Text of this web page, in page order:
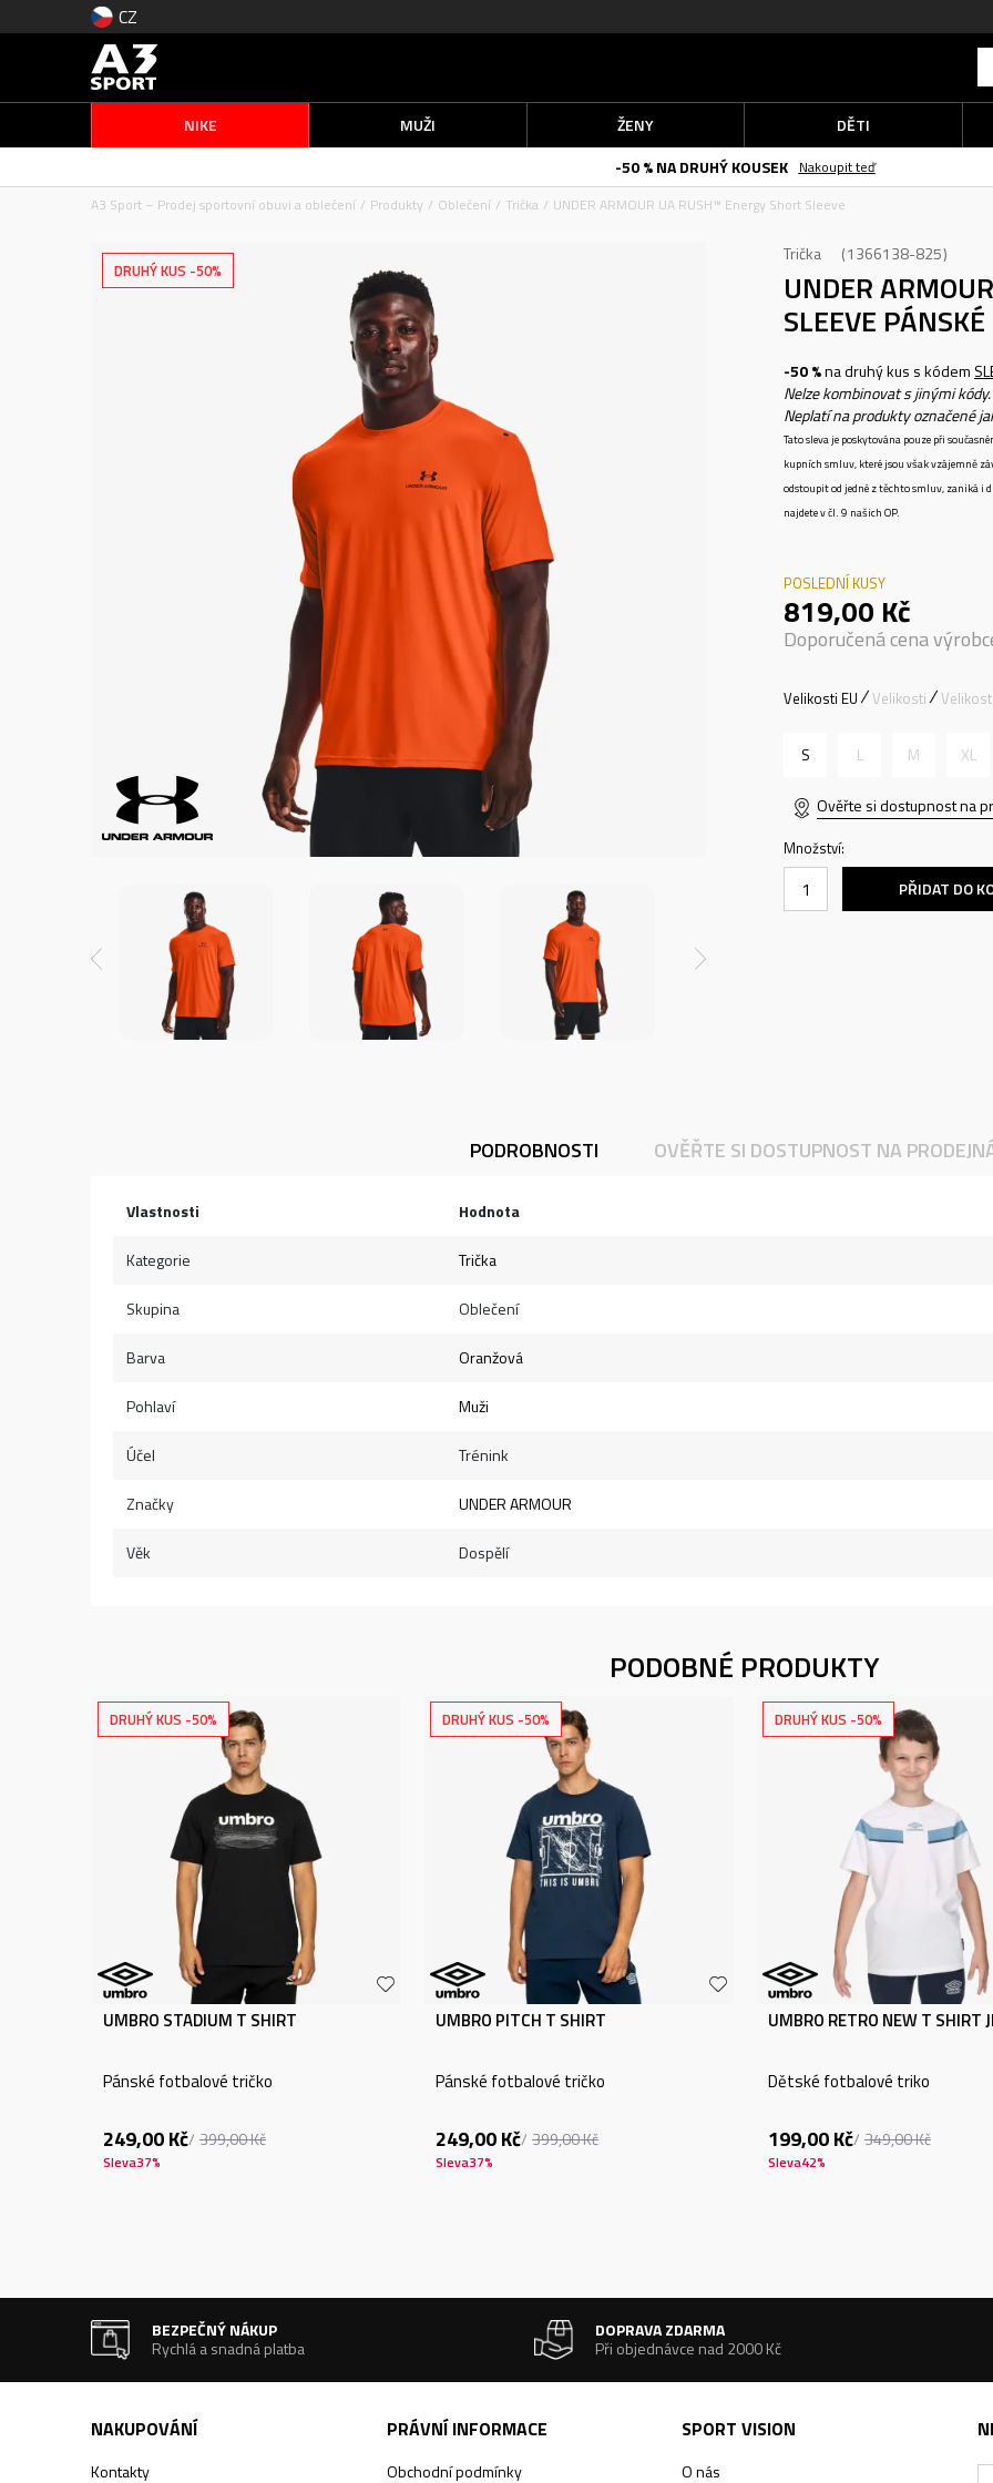
CZ
NIKE MUŽI ŽENY
DĚTI
-50 % NA DRUHÝ KOUSEK
Nakoupit teď
A3 Sport – Prodej sportovní obuvi a oblečení
Produkty Oblečení Trička UNDER ARMOUR UA RUSH™ Energy Short Sleeve
DRUHÝ KUS -50%
Trička 1366138-825
UNDER
SLEEVE
-50 %na druhý kus s kódem
Nelze kombinovat s jinými kódy.
Neplatí na produkty označené
Tato sleva je poskytována pouze při
kupních smluv, které jsou však vzájemně
odstoupit od jedné z těchto smluv, zaniká i
najdete v čl. 9 našich OP.
POSLEDNÍ KUSY
819,00 Kč
Doporučená cena
Velikosti EU Velikosti
S L M XL
Ověřte si dostupnost na
Množství:
PŘIDAT DO
PODROBNOSTI OVĚŘTE SI DOSTUPNOST NA
Vlastnosti Hodnota
Kategorie Trička
Skupina Oblečení
Barva Oranžová
Pohlaví Muži
Účel Trénink
Značky UNDER ARMOUR
Věk Dospělí
PODOBNÉ PRODUKTY
DRUHÝ KUS -50%
UMBRO STADIUM T SHIRT
Pánské fotbalové tričko
249,00Kč 399,00Kč
Sleva37%
DRUHÝ KUS -50%
UMBRO PITCH T SHIRT
Pánské fotbalové tričko
249,00Kč 399,00Kč
Sleva37%
DRUHÝ KUS -50%
UMBRO RETRO NEW T SHIRT
Dětské fotbalové triko
199,00Kč 349,00Kč
Sleva42%
BEZPEČNÝ NÁKUP
Rychlá a snadná platba
DOPRAVA ZDARMA
Při objednávce nad 2000 Kč
NAKUPOVÁNÍ
Kontakty
PRÁVNÍ INFORMACE
Obchodní podmínky
SPORT VISION
O nás